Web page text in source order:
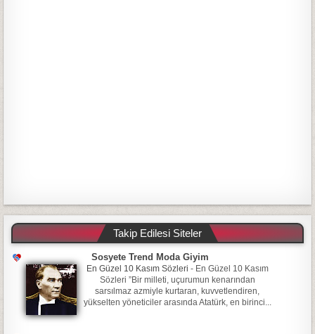
Takip Edilesi Siteler
Sosyete Trend Moda Giyim
En Güzel 10 Kasım Sözleri - En Güzel 10 Kasım
Sözleri ”Bir milleti, uçurumun kenarından
sarsılmaz azmiyle kurtaran, kuvvetlendiren,
yükselten yöneticiler arasında Atatürk, en birinci...